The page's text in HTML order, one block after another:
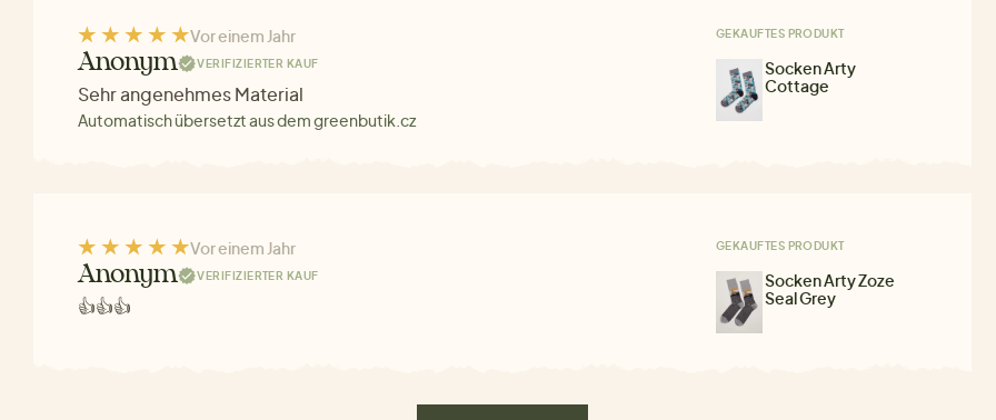
Vor einem Jahr
Anonym VERIFIZIERTER KAUF
Sehr angenehmes Material
Automatisch übersetzt aus dem greenbutik.cz
GEKAUFTES PRODUKT
Socken Arty
Cottage
Vor einem Jahr
Anonym VERIFIZIERTER KAUF
👍👍👍
GEKAUFTES PRODUKT
Socken Arty Zoze
Seal Grey